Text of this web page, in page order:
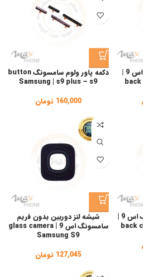
درب پشت سامسونگ اس 9 |
دکمه پاور ولوم سامسونگ button
Samsung | s9 plus – s9
160,000 تومان
دوربین پشت سامسونگ اس 9 |
back
شیشه لنز دوربین بدون فریم
سامسونگ اس 9 | glass camera
Samsung S9
127,045 تومان